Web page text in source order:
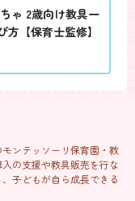
ゃ 2歳向け教具一
【保育士監修】
ンテッソーリ保育園・教
の支援や教具販売を行な
子どもが自ら成長できる